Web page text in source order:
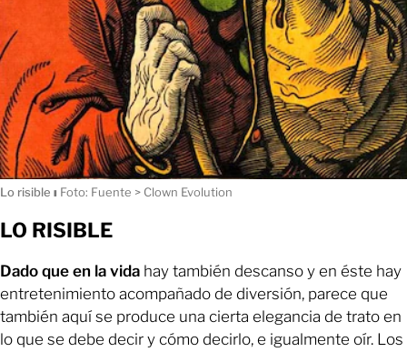
Lo risible ı Foto: Fuente > Clown Evolution
LO RISIBLE
Dado que en la vida hay también descanso y en éste hay
entretenimiento acompañado de diversión, parece que
también aquí se produce una cierta elegancia de trato en
lo que se debe decir y cómo decirlo, e igualmente oír. Los